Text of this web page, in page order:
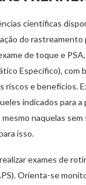
científicas
do rastreamento
de toque e
Específico), com
riscos e benefícios.
indicados para a
naquelas
isso.
exames de
Orienta-se